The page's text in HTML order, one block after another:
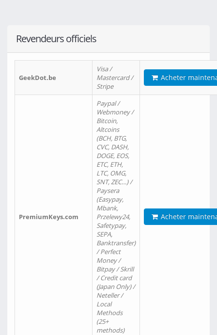
Revendeurs officiels
GeekDot.be
Visa /
Mastercard /
Stripe
Acheter
PremiumKeys.com
Paypal /
Webmoney /
Bitcoin,
Altcoins
(BCH, BTG,
CVC, DASH,
DOGE, EOS,
ETC, ETH,
LTC, OMG,
SNT, ZEC…) /
Paysera
(Easypay,
Mbank,
Przelewy24,
Safetypay,
SEPA,
Banktransfer)
/ Perfect
Money /
Bitpay / Skrill
/ Credit card
(Japan Only) /
Neteller /
Local
Methods
(25+
methods)
Acheter